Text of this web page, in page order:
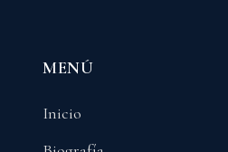
MENÚ
Inicio